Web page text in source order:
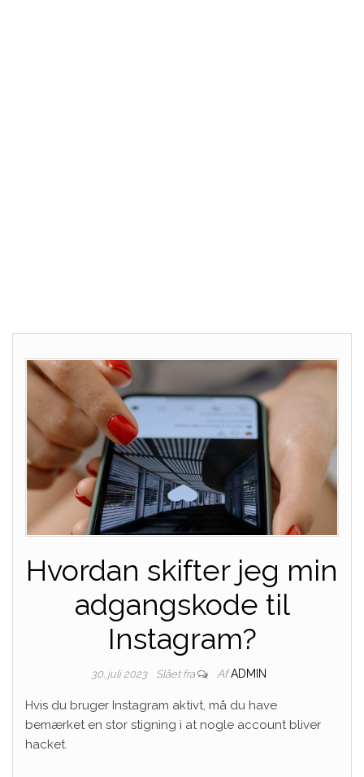
Hvordan skifter jeg min
adgangskode til
Instagram?
30. juli 2023 Slået fra Af ADMIN
Hvis du bruger Instagram aktivt, må du have
bemærket en stor stigning i at nogle account bliver
hacket.